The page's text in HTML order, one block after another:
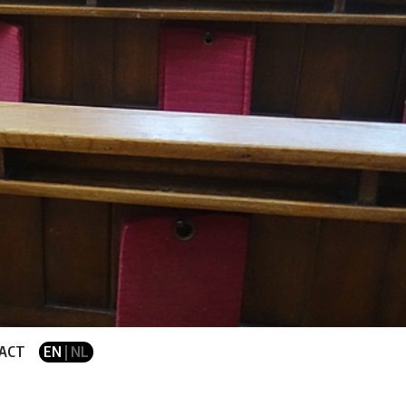
EN | NL